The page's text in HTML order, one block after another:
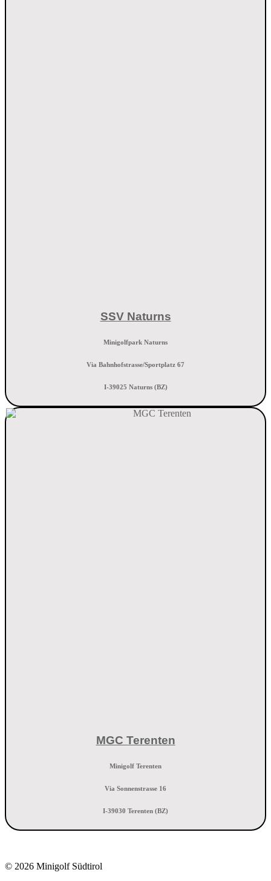
SSV Naturns
Minigolfpark Naturns
Via Bahnhofstrasse/Sportplatz 67
I-39025 Naturns (BZ)
MGC Terenten
Minigolf Terenten
Via Sonnenstrasse 16
I-39030 Terenten (BZ)
© 2026 Minigolf Südtirol